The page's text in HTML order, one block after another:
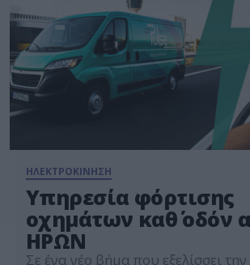
ΗΛΕΚΤΡΟΚΙΝΗΣΗ
Υπηρεσία φόρτισης
οχημάτων καθ΄ οδόν
ΗΡΩΝ
Σε ένα νέο βήμα που εξελίσσει